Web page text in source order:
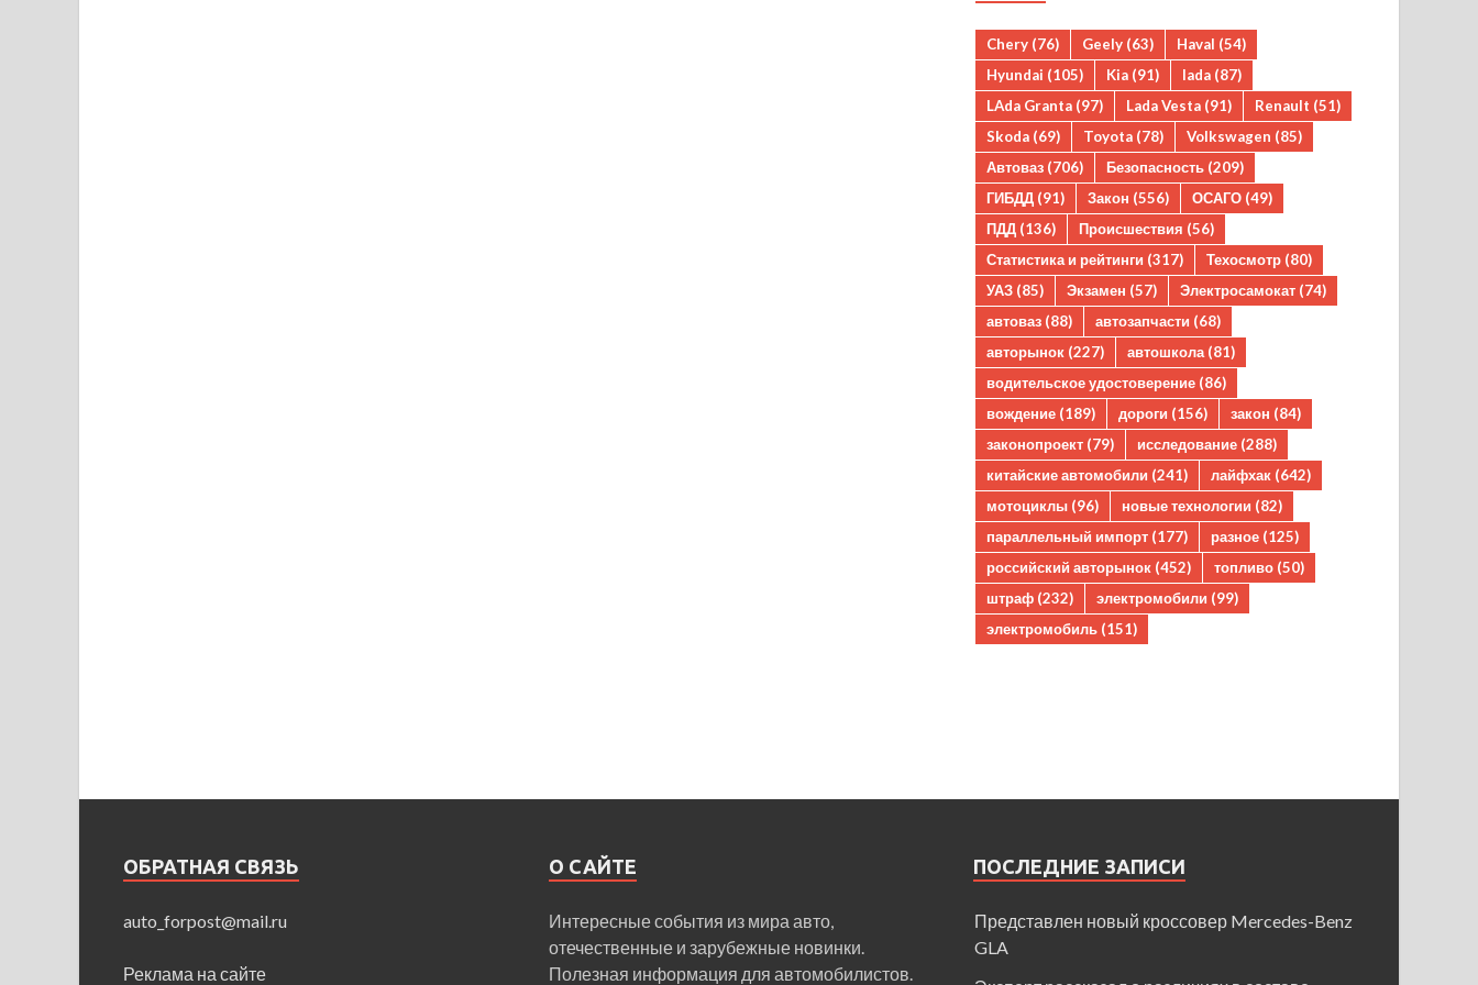
Chery (76) Geely (63) Haval (54)
Hyundai (105) Kia (91) lada (87)
LAda Granta (97) Lada Vesta (91) Renault (51)
Skoda (69) Toyota (78) Volkswagen (85)
Автоваз (706) Безопасность (209)
ГИБДД (91) Закон (556) ОСАГО (49)
ПДД (136) Происшествия (56)
Статистика и рейтинги (317) Техосмотр (80)
УАЗ (85) Экзамен (57) Электросамокат (74)
автоваз (88) автозапчасти (68)
авторынок (227) автошкола (81)
водительское удостоверение (86)
вождение (189) дороги (156) закон (84)
законопроект (79) исследование (288)
китайские автомобили (241) лайфхак (642)
мотоциклы (96) новые технологии (82)
параллельный импорт (177) разное (125)
российский авторынок (452) топливо (50)
штраф (232) электромобили (99)
электромобиль (151)
ОБРАТНАЯ СВЯЗЬ
auto_forpost@mail.ru
Реклама на сайте
О САЙТЕ
Интересные события из мира авто,
отечественные и зарубежные новинки.
Полезная информация для автомобилистов.
ПОСЛЕДНИЕ ЗАПИСИ
Представлен новый кроссовер Mercedes-Benz
GLA